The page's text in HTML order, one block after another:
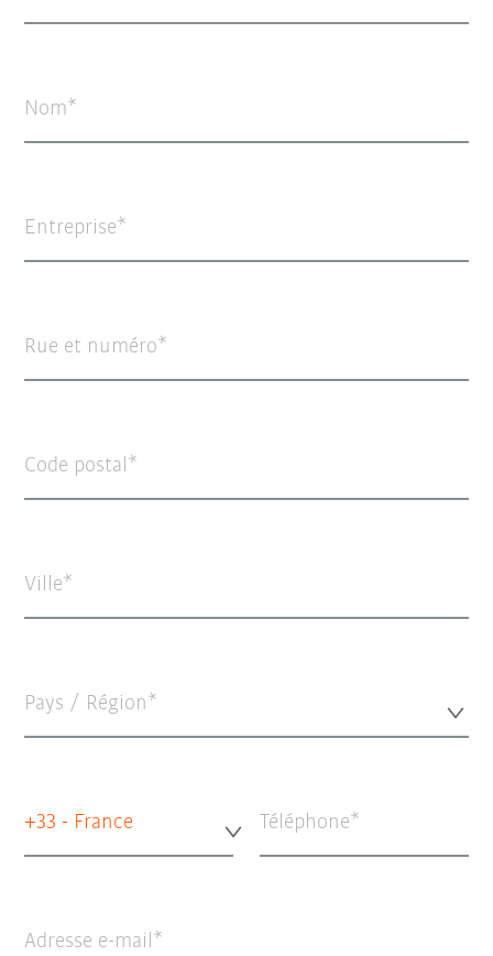
Nom
Entreprise
Rue et numéro
Code postal
Ville
Pays / Région*
+33 - France Téléphone
Adresse e-mail